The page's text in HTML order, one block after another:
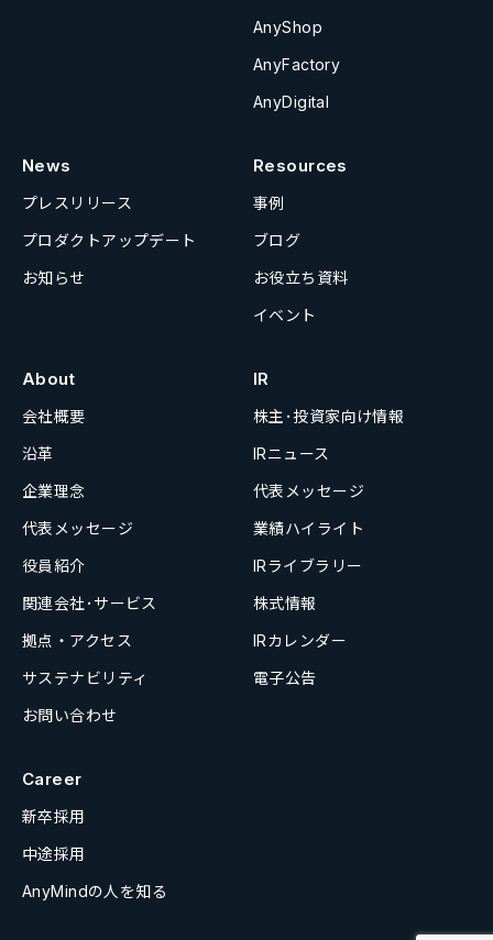
AnyShop
AnyFactory
AnyDigital
News
プレスリリース
プロダクトアップデート
お知らせ
Resources
事例
ブログ
お役立ち資料
イベント
About
会社概要
沿革
企業理念
代表メッセージ
役員紹介
関連会社･サービス
拠点・アクセス
サステナビリティ
お問い合わせ
IR
株主･投資家向け情報
IRニュース
代表メッセージ
業績ハイライト
IRライブラリー
株式情報
IRカレンダー
電子公告
Career
新卒採用
中途採用
AnyMindの人を知る